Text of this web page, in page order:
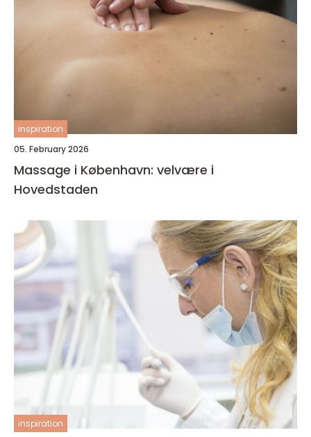
inspiration
05. February 2026
Massage i København: velvære i
Hovedstaden
inspiration